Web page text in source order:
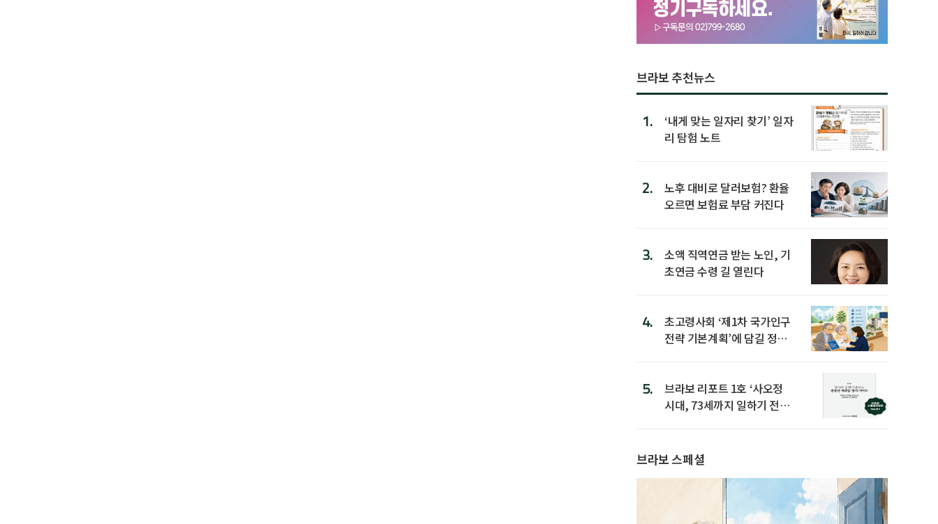
브라보 추천뉴스
1.
‘내게 맞는 일자리 찾기’ 일자
리 탐험 노트
2.
노후 대비로 달러보험? 환율
오르면 보험료 부담 커진다
3.
소액 직역연금 받는 노인, 기
초연금 수령 길 열린다
4.
초고령사회 ‘제1차 국가인구
전략 기본계획’에 담길 정책
5.
브라보 리포트 1호 ‘사오정
시대, 73세까지 일하기 전략’
브라보 스페셜